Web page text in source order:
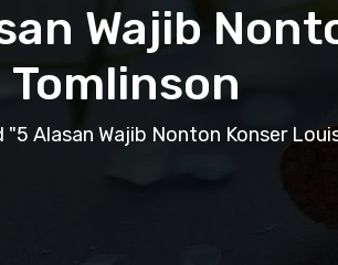
Wajib
Tomlinson
Alasan Wajib Nonton Konser